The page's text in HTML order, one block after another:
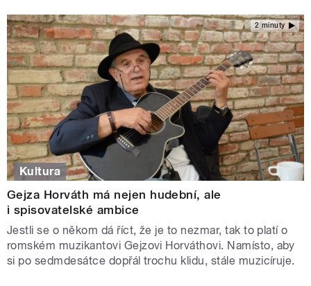
2 minuty
Kultura
Gejza Horváth má nejen hudební, ale
i spisovatelské ambice
Jestli se o někom dá říct, že je to nezmar, tak to platí o
romském muzikantovi Gejzovi Horváthovi. Namísto, aby
si po sedmdesátce dopřál trochu klidu, stále muzicíruje.